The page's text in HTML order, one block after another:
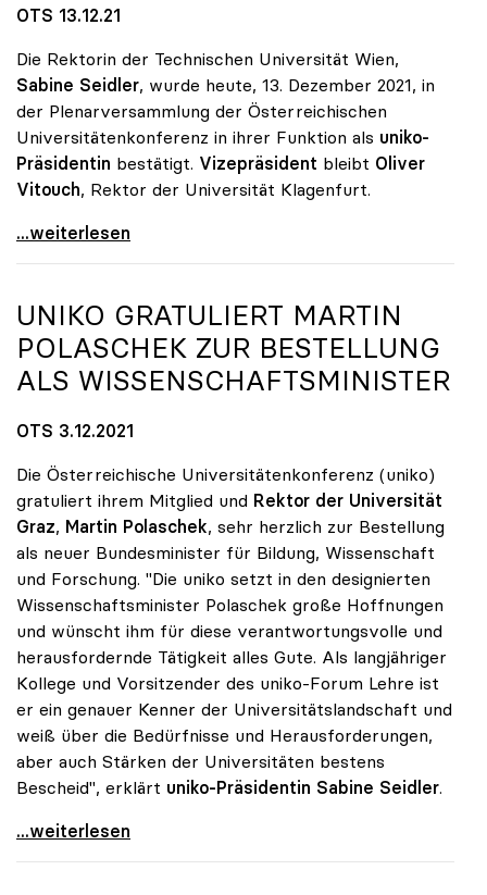
OTS 13.12.21
Die Rektorin der Technischen Universität Wien,
Sabine Seidler, wurde heute, 13. Dezember 2021, in
der Plenarversammlung der Österreichischen
Universitätenkonferenz in ihrer Funktion als uniko-
Präsidentin bestätigt. Vizepräsident bleibt Oliver
Vitouch, Rektor der Universität Klagenfurt.
Sabine Seidler als uniko-Präsidentin wiedergewählt
...weiterlesen
UNIKO GRATULIERT MARTIN
POLASCHEK ZUR BESTELLUNG
ALS WISSENSCHAFTSMINISTER
OTS 3.12.2021
Die Österreichische Universitätenkonferenz (uniko)
gratuliert ihrem Mitglied und Rektor der Universität
Graz, Martin Polaschek, sehr herzlich zur Bestellung
als neuer Bundesminister für Bildung, Wissenschaft
und Forschung. "Die uniko setzt in den designierten
Wissenschaftsminister Polaschek große Hoffnungen
und wünscht ihm für diese verantwortungsvolle und
herausfordernde Tätigkeit alles Gute. Als langjähriger
Kollege und Vorsitzender des uniko-Forum Lehre ist
er ein genauer Kenner der Universitätslandschaft und
weiß über die Bedürfnisse und Herausforderungen,
aber auch Stärken der Universitäten bestens
Bescheid", erklärt uniko-Präsidentin Sabine Seidler.
uniko gratuliert Martin Polaschek zur Bestellung
...weiterlesen